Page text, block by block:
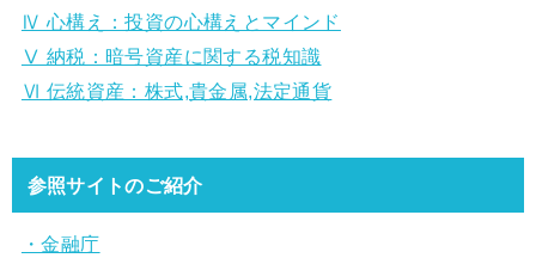
Ⅳ 心構え：投資の心構えとマインド
Ⅴ 納税：暗号資産に関する税知識
Ⅵ 伝統資産：株式,貴金属,法定通貨
参照サイトのご紹介
・金融庁